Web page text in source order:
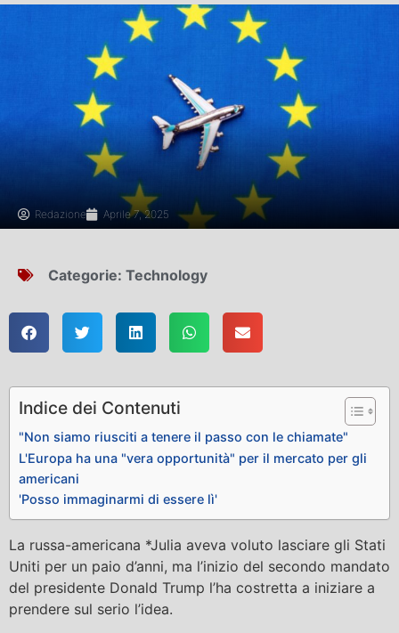
Redazione Aprile 7, 2025
Categorie: Technology
Indice dei Contenuti
"Non siamo riusciti a tenere il passo con le chiamate"
L'Europa ha una "vera opportunità" per il mercato per gli
americani
'Posso immaginarmi di essere lì'
La russa-americana *Julia aveva voluto lasciare gli Stati
Uniti per un paio d’anni, ma l’inizio del secondo mandato
del presidente Donald Trump l’ha costretta a iniziare a
prendere sul serio l’idea.